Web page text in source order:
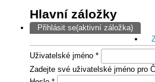
Hlavní záložky
Přihlásit se(aktivní záložka)
Uživatelské jméno *
Zadejte své uživatelské jméno pro